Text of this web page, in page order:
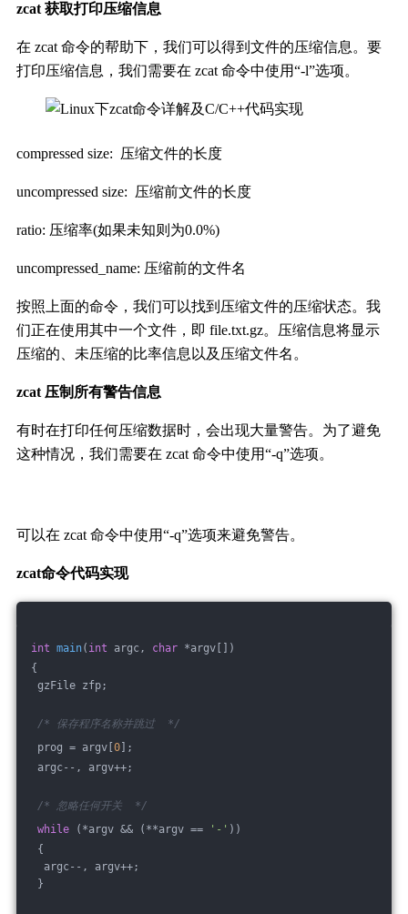
zcat 获取打印压缩信息
在 zcat 命令的帮助下，我们可以得到文件的压缩信息。要
打印压缩信息，我们需要在 zcat 命令中使用“-l”选项。
compressed size: 压缩文件的长度
uncompressed size: 压缩前文件的长度
ratio: 压缩率(如果未知则为0.0%)
uncompressed_name: 压缩前的文件名
按照上面的命令，我们可以找到压缩文件的压缩状态。我
们正在使用其中一个文件，即 file.txt.gz。压缩信息将显示
压缩的、未压缩的比率信息以及压缩文件名。
zcat 压制所有警告信息
有时在打印任何压缩数据时，会出现大量警告。为了避免
这种情况，我们需要在 zcat 命令中使用“-q”选项。
可以在 zcat 命令中使用“-q”选项来避免警告。
zcat命令代码实现
int main( int argc, char *argv[])
{
gzFile zfp;
/* 保存程序名称并跳过  */
prog = argv[0];
argc--, argv++;
/* 忽略任何开关  */
while (*argv && (**argv == '-' ))
{
argc--, argv++;
}